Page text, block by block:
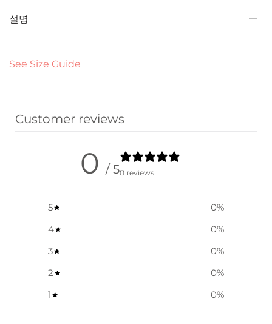
설명
See Size Guide
Customer reviews
0 / 50 reviews
5 0%
4
0%
3
0%
2
0%
1
0%